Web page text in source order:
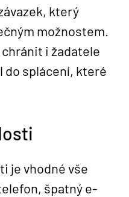
který
možnostem.
i žadatele
do splácení, které
je vhodné vše
špatný e-